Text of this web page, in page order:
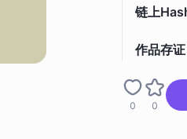
链上
作品存证
0 0